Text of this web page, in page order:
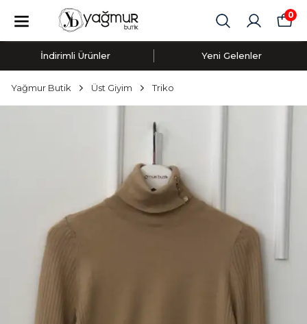
0
İndirimli Ürünler Yeni Gelenler
Yağmur Butik Üst Giyim Triko